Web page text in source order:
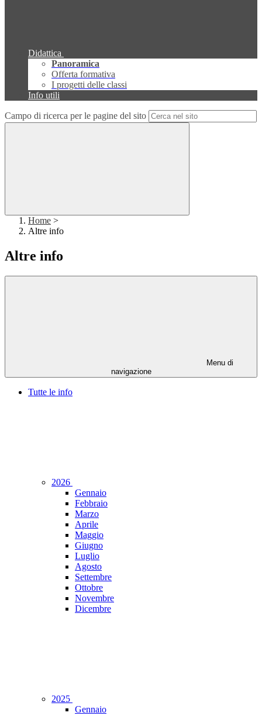
Didattica
Panoramica
Offerta formativa
I progetti delle classi
Info utili
Campo di ricerca per le pagine del sito
Home >
Altre info
Altre info
Menu di
navigazione
Tutte le info
2026
Gennaio
Febbraio
Marzo
Aprile
Maggio
Giugno
Luglio
Agosto
Settembre
Ottobre
Novembre
Dicembre
2025
Gennaio